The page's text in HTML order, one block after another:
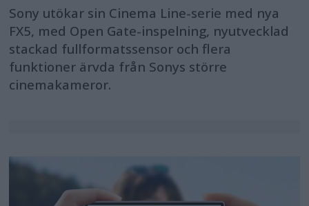
Sony utökar sin Cinema Line-serie med nya
FX5, med Open Gate-inspelning, nyutvecklad
stackad fullformatssensor och flera
funktioner ärvda från Sonys större
cinemakameror.